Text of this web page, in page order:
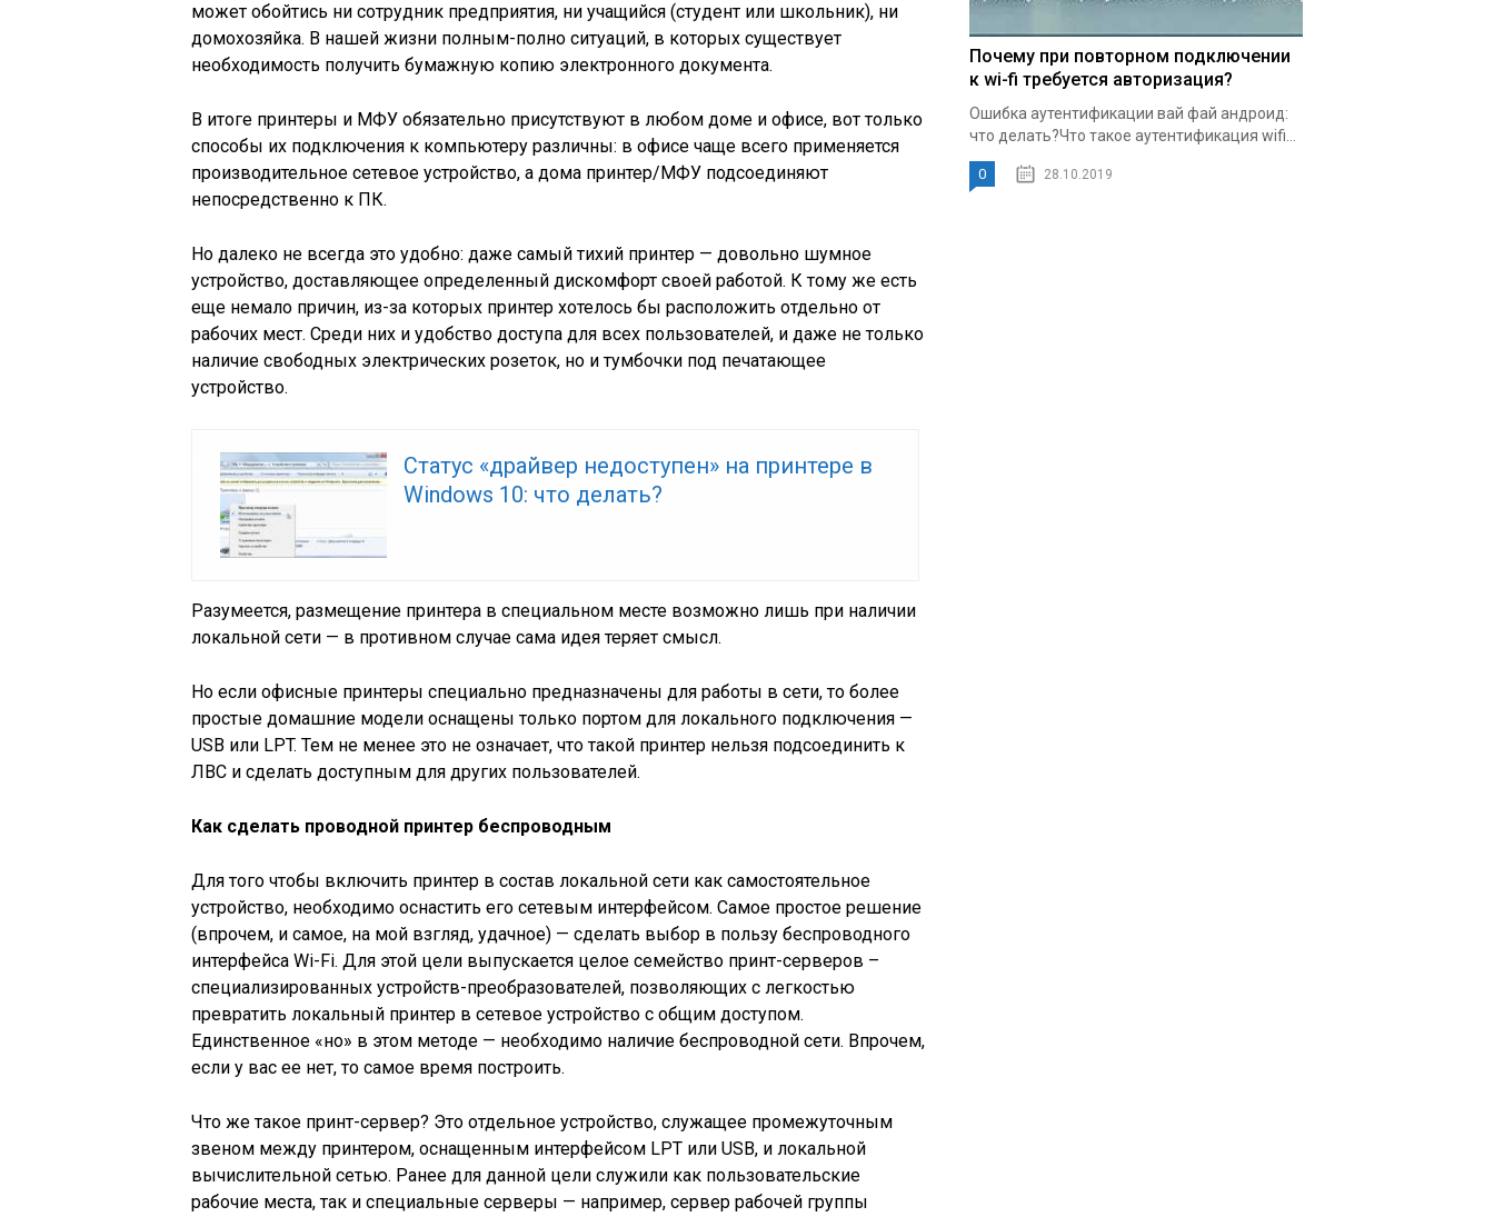
может обойтись ни сотрудник предприятия, ни учащийся (студент или школьник), ни
домохозяйка. В нашей жизни полным-полно ситуаций, в которых существует
необходимость получить бумажную копию электронного документа.
В итоге принтеры и МФУ обязательно присутствуют в любом доме и офисе, вот только
способы их подключения к компьютеру различны: в офисе чаще всего применяется
производительное сетевое устройство, а дома принтер/МФУ подсоединяют
непосредственно к ПК.
Но далеко не всегда это удобно: даже самый тихий принтер — довольно шумное
устройство, доставляющее определенный дискомфорт своей работой. К тому же есть
еще немало причин, из-за которых принтер хотелось бы расположить отдельно от
рабочих мест. Среди них и удобство доступа для всех пользователей, и даже не только
наличие свободных электрических розеток, но и тумбочки под печатающее
устройство.
Статус «драйвер недоступен» на принтере в
Windows 10: что делать?
Разумеется, размещение принтера в специальном месте возможно лишь при наличии
локальной сети — в противном случае сама идея теряет смысл.
Но если офисные принтеры специально предназначены для работы в сети, то более
простые домашние модели оснащены только портом для локального подключения —
USB или LPT. Тем не менее это не означает, что такой принтер нельзя подсоединить к
ЛВС и сделать доступным для других пользователей.
Как сделать проводной принтер беспроводным
Для того чтобы включить принтер в состав локальной сети как самостоятельное
устройство, необходимо оснастить его сетевым интерфейсом. Самое простое решение
(впрочем, и самое, на мой взгляд, удачное) — сделать выбор в пользу беспроводного
интерфейса Wi-Fi. Для этой цели выпускается целое семейство принт-серверов –
специализированных устройств-преобразователей, позволяющих с легкостью
превратить локальный принтер в сетевое устройство с общим доступом.
Единственное «но» в этом методе — необходимо наличие беспроводной сети. Впрочем,
если у вас ее нет, то самое время построить.
Что же такое принт-сервер? Это отдельное устройство, служащее промежуточным
звеном между принтером, оснащенным интерфейсом LPT или USB, и локальной
вычислительной сетью. Ранее для данной цели служили как пользовательские
рабочие места, так и специальные серверы — например, сервер рабочей группы
Почему при повторном подключении
к wi-fi требуется авторизация?
Ошибка аутентификации вай фай андроид:
что делать?Что такое аутентификация wifi...
0 28.10.2019